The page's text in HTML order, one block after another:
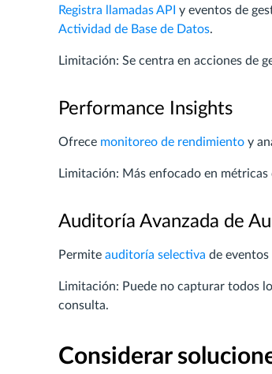
Registra llamadas API y eventos de
Actividad de Base de Datos.
Limitación: Se centra en acciones de
Performance Insights
Ofrece monitoreo de rendimiento y
Limitación: Más enfocado en
Auditoría Avanzada de
Permite auditoría selectiva de eventos
Limitación: Puede no capturar todos
consulta.
Considerar